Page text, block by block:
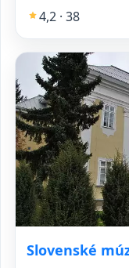
4,2 · 38
Slovenské